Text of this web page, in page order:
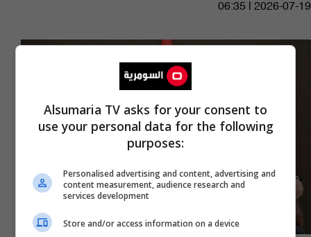
06:35 | 2026-07-19
Alsumaria TV asks for your consent to
use your personal data for the following
purposes:
Personalised advertising and content, advertising and
content measurement, audience research and
services development
Store and/or access information on a device